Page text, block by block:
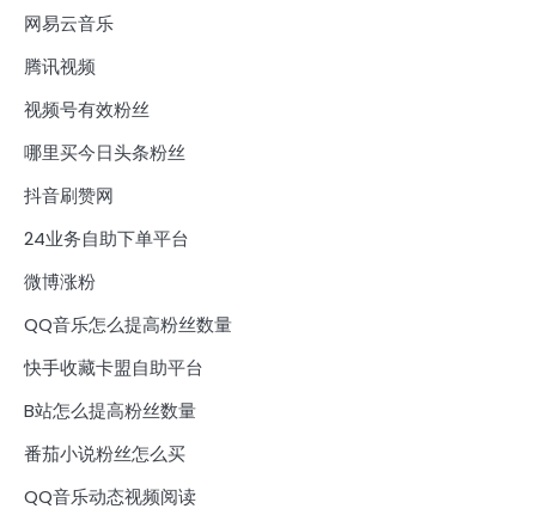
网易云音乐
腾讯视频
视频号有效粉丝
哪里买今日头条粉丝
抖音刷赞网
24业务自助下单平台
微博涨粉
QQ音乐怎么提高粉丝数量
快手收藏卡盟自助平台
B站怎么提高粉丝数量
番茄小说粉丝怎么买
QQ音乐动态视频阅读